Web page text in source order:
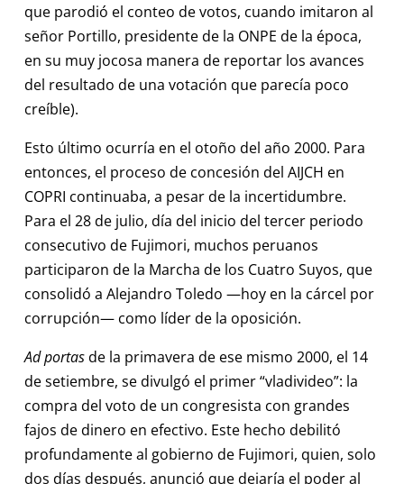
que parodió el conteo de votos, cuando imitaron al
señor Portillo, presidente de la ONPE de la época,
en su muy jocosa manera de reportar los avances
del resultado de una votación que parecía poco
creíble).
Esto último ocurría en el otoño del año 2000. Para
entonces, el proceso de concesión del AIJCH en
COPRI continuaba, a pesar de la incertidumbre.
Para el 28 de julio, día del inicio del tercer periodo
consecutivo de Fujimori, muchos peruanos
participaron de la Marcha de los Cuatro Suyos, que
consolidó a Alejandro Toledo —hoy en la cárcel por
corrupción— como líder de la oposición.
Ad portasde la primavera de ese mismo 2000, el 14
de setiembre, se divulgó el primer “vladivideo”: la
compra del voto de un congresista con grandes
fajos de dinero en efectivo. Este hecho debilitó
profundamente al gobierno de Fujimori, quien, solo
dos días después, anunció que dejaría el poder al